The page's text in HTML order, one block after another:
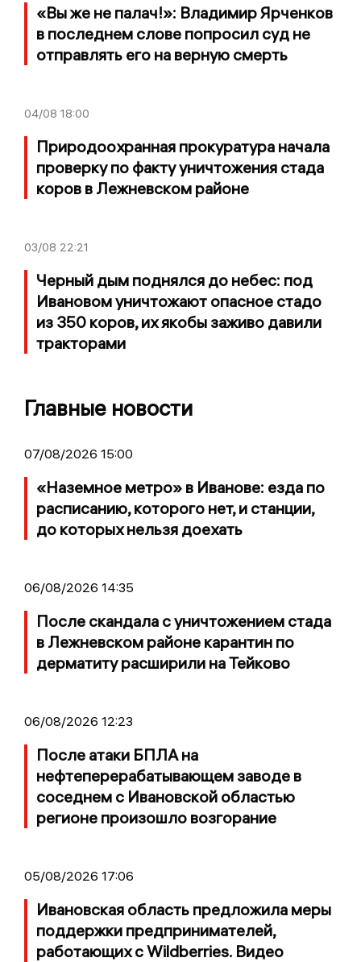
«Вы же не палач!»: Владимир Ярченков
в последнем слове попросил суд не
отправлять его на верную смерть
04/08 18:00
Природоохранная прокуратура начала
проверку по факту уничтожения стада
коров в Лежневском районе
03/08 22:21
Черный дым поднялся до небес: под
Ивановом уничтожают опасное стадо
из 350 коров, их якобы заживо давили
тракторами
Главные новости
07/08/2026 15:00
«Наземное метро» в Иванове: езда по
расписанию, которого нет, и станции,
до которых нельзя доехать
06/08/2026 14:35
После скандала с уничтожением стада
в Лежневском районе карантин по
дерматиту расширили на Тейково
06/08/2026 12:23
После атаки БПЛА на
нефтеперерабатывающем заводе в
соседнем с Ивановской областью
регионе произошло возгорание
05/08/2026 17:06
Ивановская область предложила меры
поддержки предпринимателей,
работающих с Wildberries. Видео